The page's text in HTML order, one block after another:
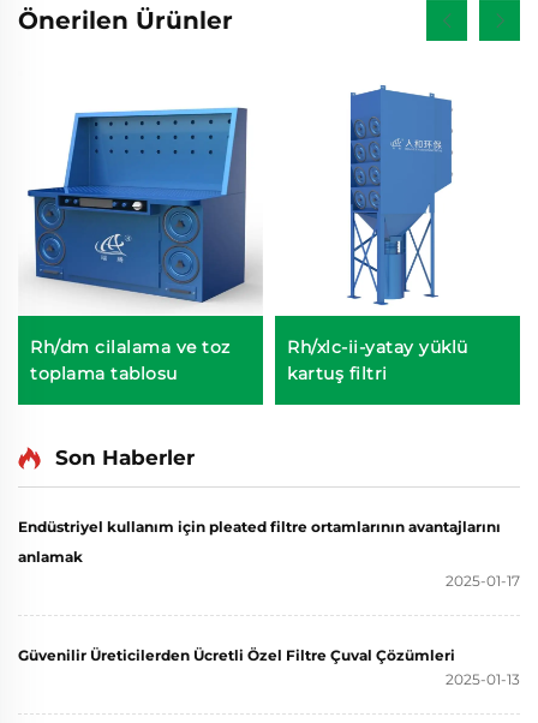
Önerilen Ürünler
Rh/dm cilalama ve toz
toplama tablosu
Rh/xlc-ii-yatay yüklü
kartuş filtri
Son Haberler
Endüstriyel kullanım için pleated filtre ortamlarının avantajlarını
anlamak
2025-01-17
Güvenilir Üreticilerden Ücretli Özel Filtre Çuval Çözümleri
2025-01-13